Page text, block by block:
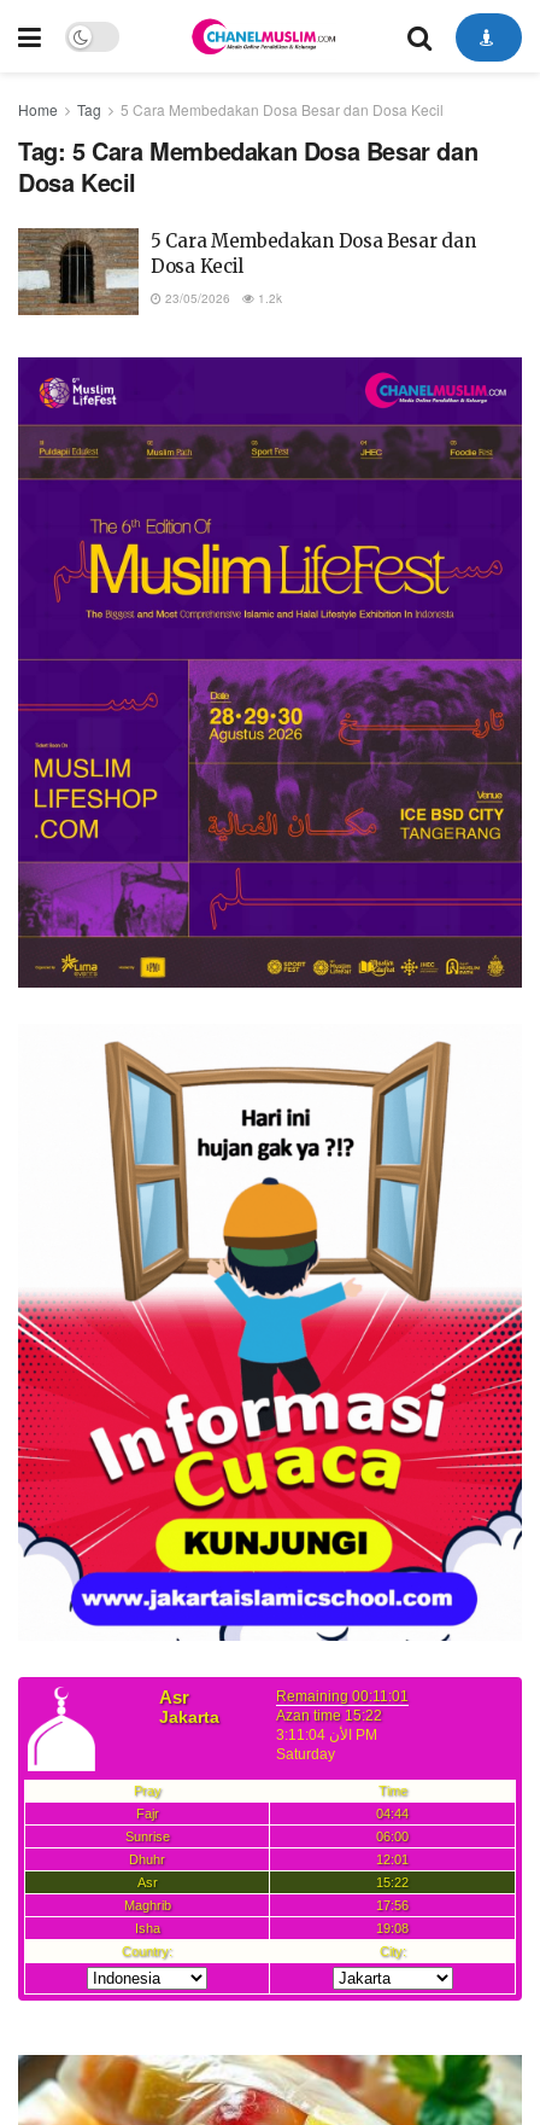
Home Tag 5 Cara Membedakan Dosa Besar dan Dosa Kecil
Tag: 5 Cara Membedakan Dosa Besar dan
Dosa Kecil
5 Cara Membedakan Dosa Besar dan
Dosa Kecil
23/05/2026 1.2k